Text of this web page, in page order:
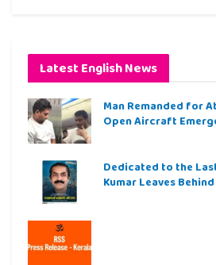
Latest English News
Man Remanded for
Open Aircraft
Dedicated to the
Kumar Leaves